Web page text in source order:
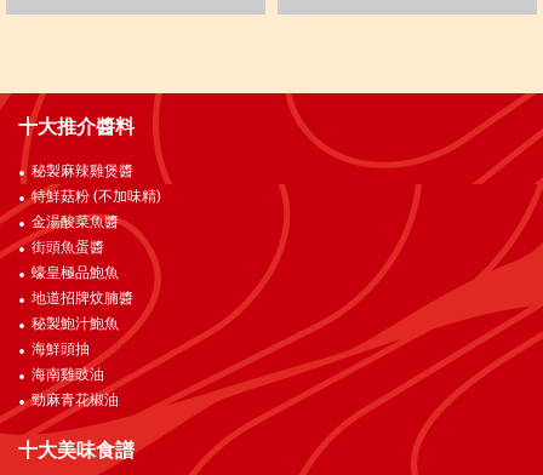
十大推介醬料
秘製麻辣雞煲醬
特鮮菇粉 (不加味精)
金湯酸菜魚醬
街頭魚蛋醬
蠔皇極品鮑魚
地道招牌炆腩醬
秘製鮑汁鮑魚
海鮮頭抽
海南雞豉油
勁麻青花椒油
十大美味食譜